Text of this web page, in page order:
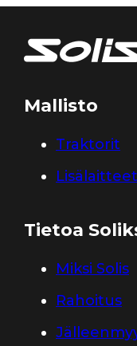
Mallisto
Traktorit
Tietoa
Miksi Solis
Rahoitus